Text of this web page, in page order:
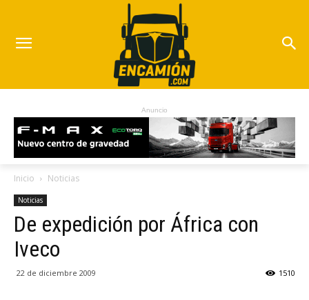
Anuncio
Inicio Noticias
Noticias
De expedición por África con
Iveco
22 de diciembre 2009 1510